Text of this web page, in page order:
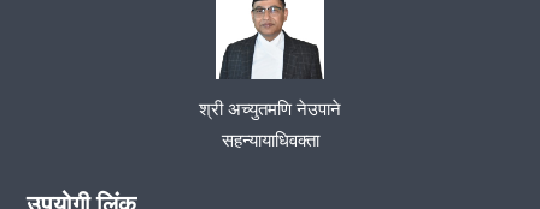
२१औं निजामती सेवा दिवस, २०८१ शुभकामना आदान-प्रदान समारोह तथा कदर
श्री अच्युतमणि नेउपाने
सहन्यायाधिवक्ता